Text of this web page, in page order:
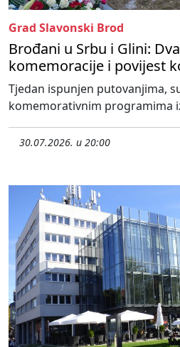
Grad Slavonski Brod
Brođani u Srbu i Glini:
komemoracije i povijest
Tjedan ispunjen putovanjima,
komemorativnim programima
30.07.2026. u 20:00